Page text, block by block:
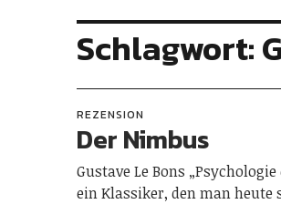
Schlagwort:
REZENSION
Der Nimbus
Gustave Le Bons
ein Klassiker, den man heute